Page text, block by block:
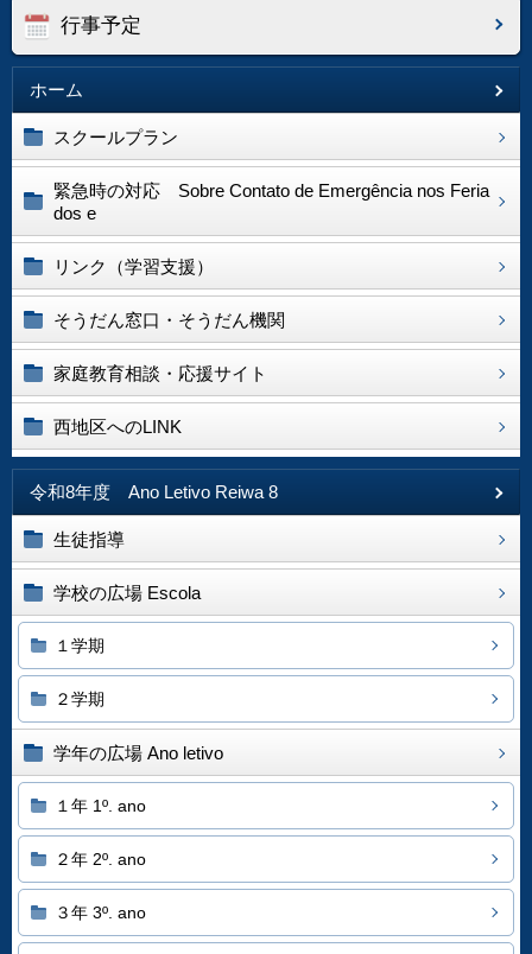
行事予定
ホーム
スクールプラン
緊急時の対応 Sobre Contato de Emergência nos Feria
dos e
リンク（学習支援）
そうだん窓口・そうだん機関
家庭教育相談・応援サイト
西地区へのLINK
令和8年度 Ano Letivo Reiwa 8
生徒指導
学校の広場 Escola
１学期
２学期
学年の広場 Ano letivo
１年 1º. ano
２年 2º. ano
３年 3º. ano